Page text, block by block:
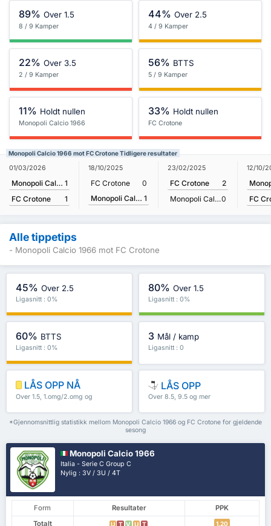
89% Over 1.5
8 / 9 Kamper
44% Over 2.5
4 / 9 Kamper
22% Over 3.5
2 / 9 Kamper
56% BTTS
5 / 9 Kamper
11% Holdt nullen
Monopoli Calcio 1966
33% Holdt nullen
FC Crotone
Monopoli Calcio 1966 mot FC Crotone Tidligere resultater
01/03/2026
Monopoli Calcio 1966 1
FC Crotone
1
18/10/2025
FC Crotone
0
Monopoli Calcio 1966 1
23/02/2025
FC Crotone
2
Monopoli Calcio 19660
12/10/
FC
Alle tippetips
- Monopoli Calcio 1966 mot FC Crotone
45% Over 2.5
Ligasnitt : 0%
80% Over 1.5
Ligasnitt : 0%
60% BTTS
Ligasnitt : 0%
3 Mål / kamp
Ligasnitt : 0
LÅS OPP NÅ
Over 1.5, 1.omg/2.omg og
LÅS OPP
Over 8.5, 9.5 og mer
*Gjennomsnittlig statistikk mellom Monopoli Calcio 1966 og FC Crotone for gjeldende
sesong
Monopoli Calcio 1966
Italia - Serie C Group C
Nylig : 3V / 3U / 4T
Form Resultater
PPK
Totalt
U T V U T 1.20